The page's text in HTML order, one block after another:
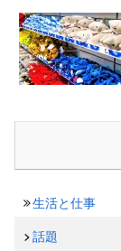
生活と仕事
話題